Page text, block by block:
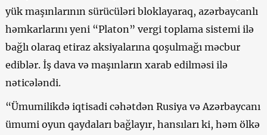
yük maşınlarının sürücüləri bloklayaraq, azərbaycanlı
həmkarlarını yeni “Platon” vergi toplama sistemi ilə
bağlı olaraq etiraz aksiyalarına qoşulmağı məcbur
ediblər. İş dava və maşınların xarab edilməsi ilə
nəticələndi.
“Ümumilikdə iqtisadi cəhətdən Rusiya və Azərbaycanı
ümumi oyun qaydaları bağlayır, hansıları ki, həm ölkə